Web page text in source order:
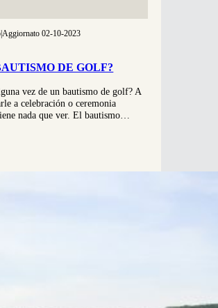
|Aggiornato 02-10-2023
DE GOLF?
vez de un bautismo de golf? A
a celebración o ceremonia
nada que ver. El bautismo…